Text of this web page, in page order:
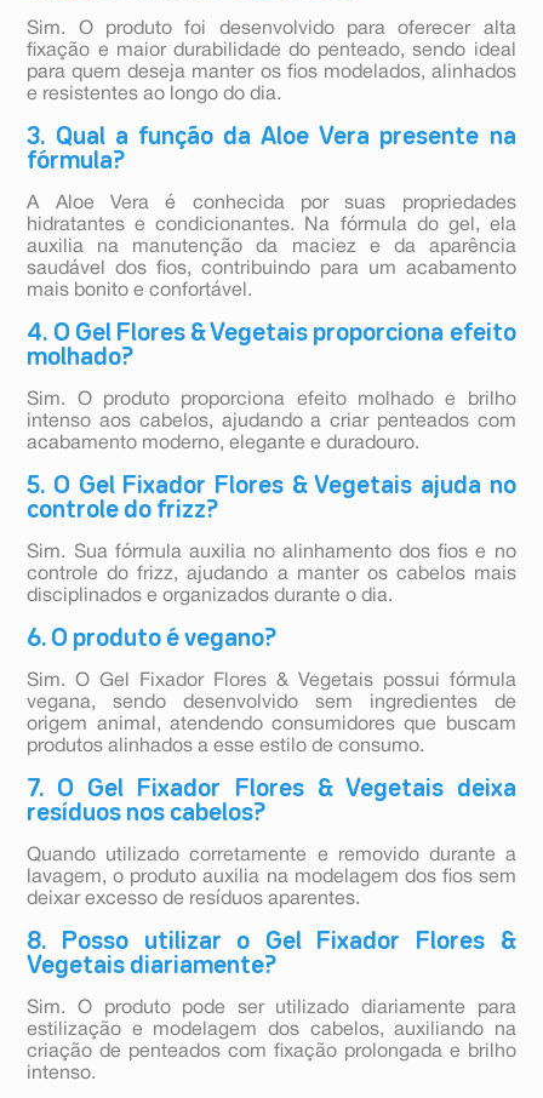
Sim. O produto foi desenvolvido para oferecer alta
fixação e maior durabilidade do penteado, sendo ideal
para quem deseja manter os fios modelados, alinhados
e resistentes ao longo do dia.
3. Qual a função da Aloe Vera presente na
fórmula?
A Aloe Vera é conhecida por suas propriedades
hidratantes e condicionantes. Na fórmula do gel, ela
auxilia na manutenção da maciez e da aparência
saudável dos fios, contribuindo para um acabamento
mais bonito e confortável.
4. O Gel Flores & Vegetais proporciona efeito
molhado?
Sim. O produto proporciona efeito molhado e brilho
intenso aos cabelos, ajudando a criar penteados com
acabamento moderno, elegante e duradouro.
5. O Gel Fixador Flores & Vegetais ajuda no
controle do frizz?
Sim. Sua fórmula auxilia no alinhamento dos fios e no
controle do frizz, ajudando a manter os cabelos mais
disciplinados e organizados durante o dia.
6. O produto é vegano?
Sim. O Gel Fixador Flores & Vegetais possui fórmula
vegana, sendo desenvolvido sem ingredientes de
origem animal, atendendo consumidores que buscam
produtos alinhados a esse estilo de consumo.
7. O Gel Fixador Flores & Vegetais deixa
resíduos nos cabelos?
Quando utilizado corretamente e removido durante a
lavagem, o produto auxilia na modelagem dos fios sem
deixar excesso de resíduos aparentes.
8. Posso utilizar o Gel Fixador Flores &
Vegetais diariamente?
Sim. O produto pode ser utilizado diariamente para
estilização e modelagem dos cabelos, auxiliando na
criação de penteados com fixação prolongada e brilho
intenso.